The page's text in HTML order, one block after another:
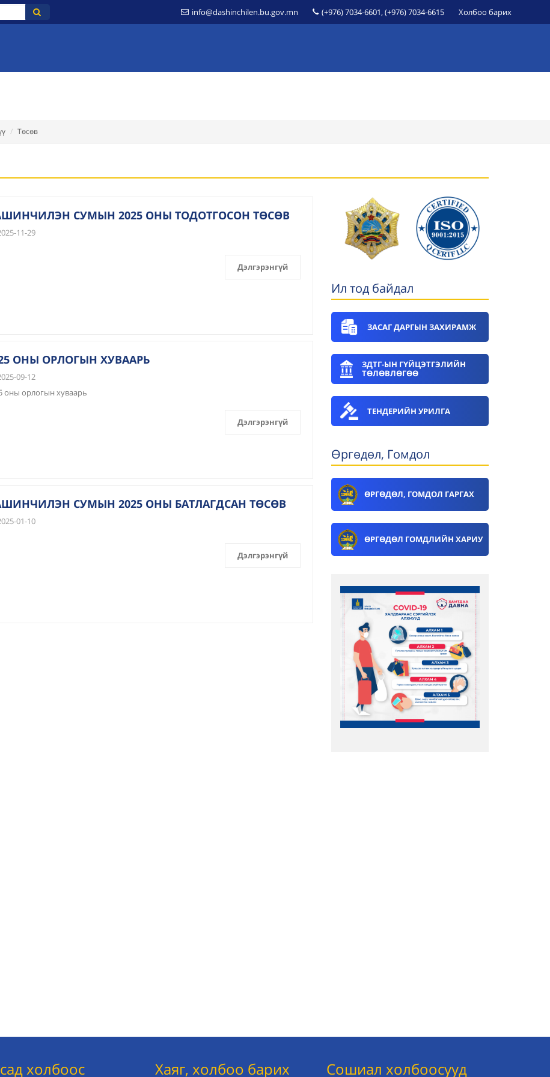
info@dashinchilen.bu.gov.mn (+976) 7034-6601, (+976) 7034-6615 Холбоо барих
Төсөв
СУМЫН 2025 ОНЫ ТОДОТГОСОН ТӨСӨВ
11-29
Дэлгэрэнгүй
ОНЫ ОРЛОГЫН ХУВААРЬ
09-12
оны орлогын хуваарь
Дэлгэрэнгүй
СУМЫН 2025 ОНЫ БАТЛАГДСАН ТӨСӨВ
01-10
Дэлгэрэнгүй
Ил тод байдал
ЗАСАГ ДАРГЫН ЗАХИРАМЖ
ЗДТГ-ЫН ГҮЙЦЭТГЭЛИЙН
ТӨЛӨВЛӨГӨӨ
ТЕНДЕРИЙН УРИЛГА
Өргөдөл, Гомдол
ӨРГӨДӨЛ, ГОМДОЛ ГАРГАХ
ӨРГӨДӨЛ ГОМДЛИЙН ХАРИУ
холбоос Хаяг, холбоо барих Сошиал холбоосууд